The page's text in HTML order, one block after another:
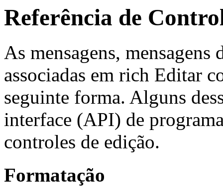
Referência de
As mensagens,
associadas em rich Editar
seguinte forma. Alguns
interface (API) de
controles de edição.
Formatação